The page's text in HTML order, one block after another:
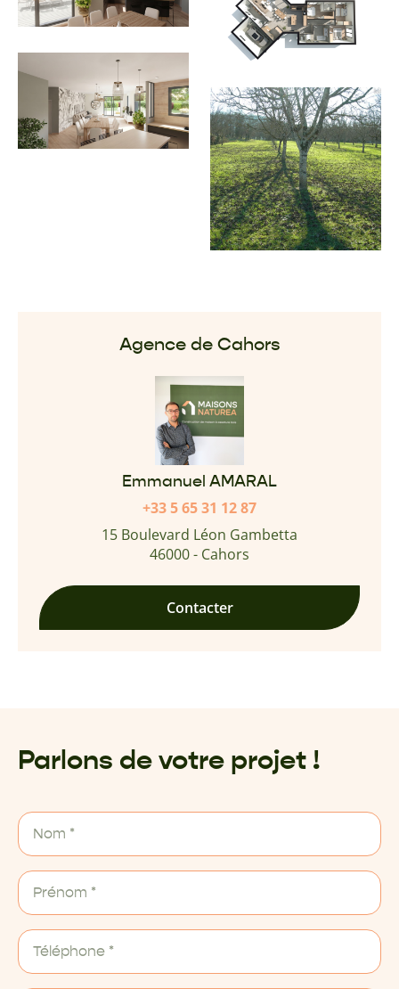
Agence de Cahors
Emmanuel AMARAL
+33 5 65 31 12 87
15 Boulevard Léon Gambetta
46000 - Cahors
Contacter
Parlons de votre projet !